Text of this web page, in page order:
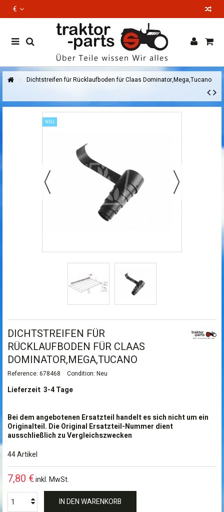
€
Dichtstreifen für Rücklaufboden für Claas Dominator,Mega,Tucano
NEU
DICHTSTREIFEN FÜR
RÜCKLAUFBODEN FÜR CLAAS
DOMINATOR,MEGA,TUCANO
Reference: 678468 Condition: Neu
Lieferzeit 3-4 Tage
Bei dem angebotenen Ersatzteil handelt es sich nicht um ein
Originalteil. Die Original Ersatzteil-Nummer dient
ausschließlich zu Vergleichszwecken
44Artikel
7,80 €inkl. MwSt.
IN DEN WARENKORB